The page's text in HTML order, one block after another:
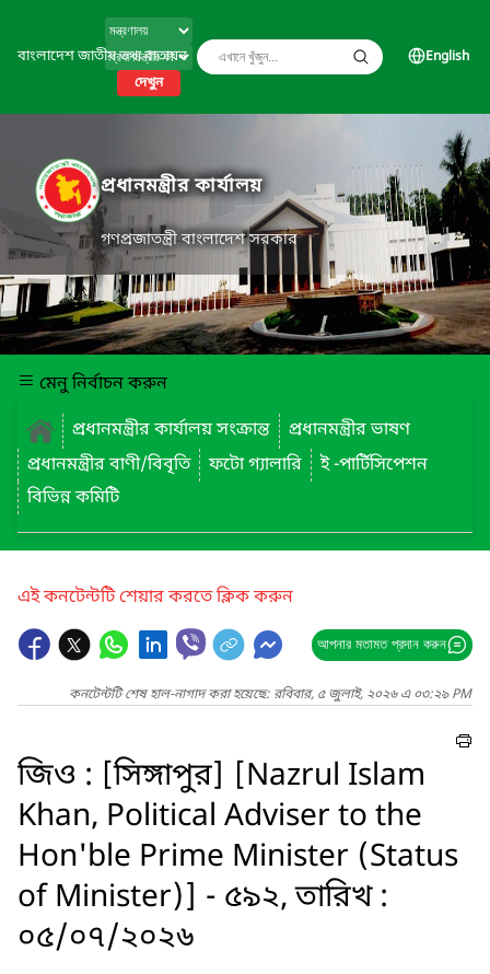
বাংলাদেশ জাতীয় তথ্য বাতায়ন
দেখুন
English
প্রধানমন্ত্রীর কার্যালয়
গণপ্রজাতন্ত্রী বাংলাদেশ সরকার
মেনু নির্বাচন করুন
প্রধানমন্ত্রীর কার্যালয় সংক্রান্ত
প্রধানমন্ত্রীর ভাষণ
প্রধানমন্ত্রীর বাণী/বিবৃতি
ফটো গ্যালারি
ই -পার্টিসিপেশন
বিভিন্ন কমিটি
এই কনটেন্টটি শেয়ার করতে ক্লিক করুন
আপনার মতামত প্রদান করুন
কনটেন্টটি শেষ হাল-নাগাদ করা হয়েছে: রবিবার, ৫ জুলাই, ২০২৬ এ ০৩:২৯ PM
জিও : [সিঙ্গাপুর] [Nazrul Islam
Khan, Political Adviser to the
Hon'ble Prime Minister (Status
of Minister)] - ৫৯২, তারিখ :
০৫/০৭/২০২৬